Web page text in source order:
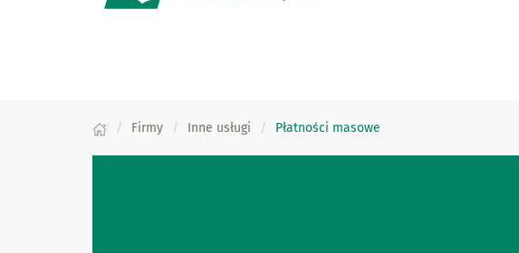
Firmy Inne usługi Płatności masowe